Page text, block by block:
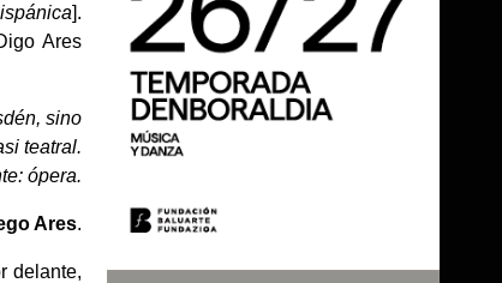
].
Ares
sino
teatral.
ópera.
Ares.
delante,